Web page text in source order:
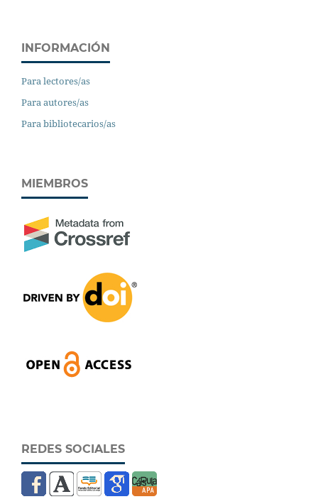
INFORMACIÓN
Para lectores/as
Para autores/as
Para bibliotecarios/as
MIEMBROS
REDES SOCIALES